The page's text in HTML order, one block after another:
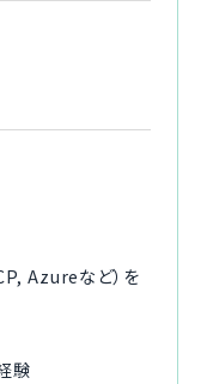
Azureなど）を
験